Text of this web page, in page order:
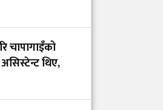
रहेका
इन्टर्न
माग तत्काल
गर्न सांसद खुस्बु
चापागाइँको
थिए,